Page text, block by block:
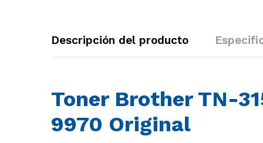
Descripción del producto
Toner Brother TN-
9970 Original